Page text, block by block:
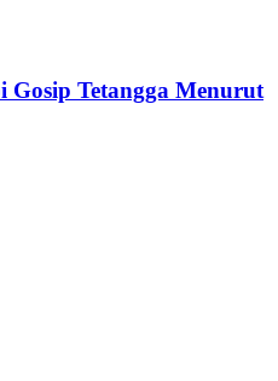
Gosip Tetangga Menurut